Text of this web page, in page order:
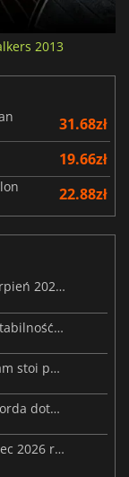
2013
31.68zł
19.66zł
22.88zł
Premiery gier wideo w tym tygodniu – sierpień 2026 r. (32. tydzień)
Nowa aktualizacja w Palworld poprawia stabilność Sunreach i walk z bossami
Projekt Helix znów w grze, przyszłość Steam stoi pod znakiem zapytania
Złośliwe oprogramowanie i przejęcie Discorda dotknęły Meccha Chameleon
Premiery gier wideo w tym tygodniu – lipiec 2026 r. (tydzień 31)